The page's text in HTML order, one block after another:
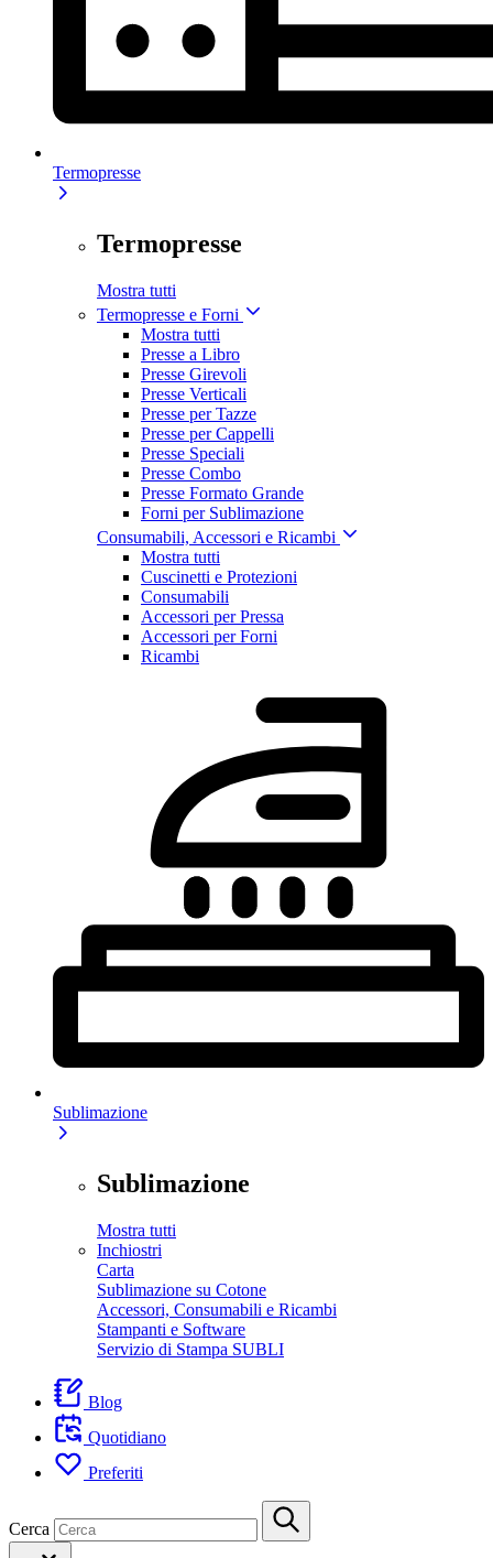
Termopresse
Termopresse
Mostra tutti
Termopresse e Forni
Mostra tutti
Presse a Libro
Presse Girevoli
Presse Verticali
Presse per Tazze
Presse per Cappelli
Presse Speciali
Presse Combo
Presse Formato Grande
Forni per Sublimazione
Consumabili, Accessori e Ricambi
Mostra tutti
Cuscinetti e Protezioni
Consumabili
Accessori per Pressa
Accessori per Forni
Ricambi
Sublimazione
Sublimazione
Mostra tutti
Inchiostri
Carta
Sublimazione su Cotone
Accessori, Consumabili e Ricambi
Stampanti e Software
Servizio di Stampa SUBLI
Blog
Quotidiano
Preferiti
Cerca